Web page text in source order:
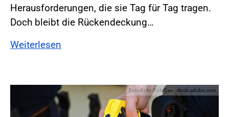
Herausforderungen, die sie Tag für Tag tragen.
Doch bleibt die Rückendeckung…
Weiterlesen
Foto:Foto: FotoDax - stock.adobe.com